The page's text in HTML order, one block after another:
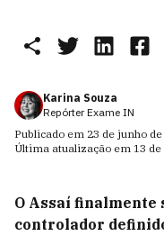
Karina Souza
Repórter Exame IN
Publicado em 23 de junho
Última atualização em 13
O Assaí finalmente
controlador